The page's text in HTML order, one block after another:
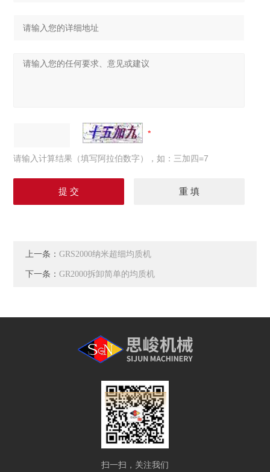
请输入计算结果（填写阿拉伯数字），如：三加四=7
上一条：GRS2000纳米超细均质机
下一条：GR2000拆卸简单的均质机
扫一扫，关注我们